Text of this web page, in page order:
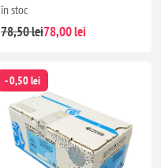
în stoc
78,50 lei78,00 lei
- 0,50 lei